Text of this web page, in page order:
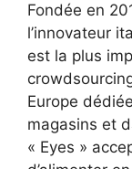
Fondée en
l’innovateur
est la plus
Europe
magasins et
« Eyes »